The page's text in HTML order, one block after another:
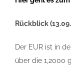
Rückblick
Der EUR ist in
über die 1,2000